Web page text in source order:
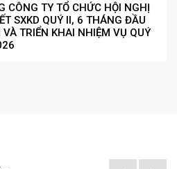
CÔNG TY TỔ CHỨC HỘI NGHỊ
SXKD QUÝ II, 6 THÁNG ĐẦU
VÀ TRIỂN KHAI NHIỆM VỤ QUÝ